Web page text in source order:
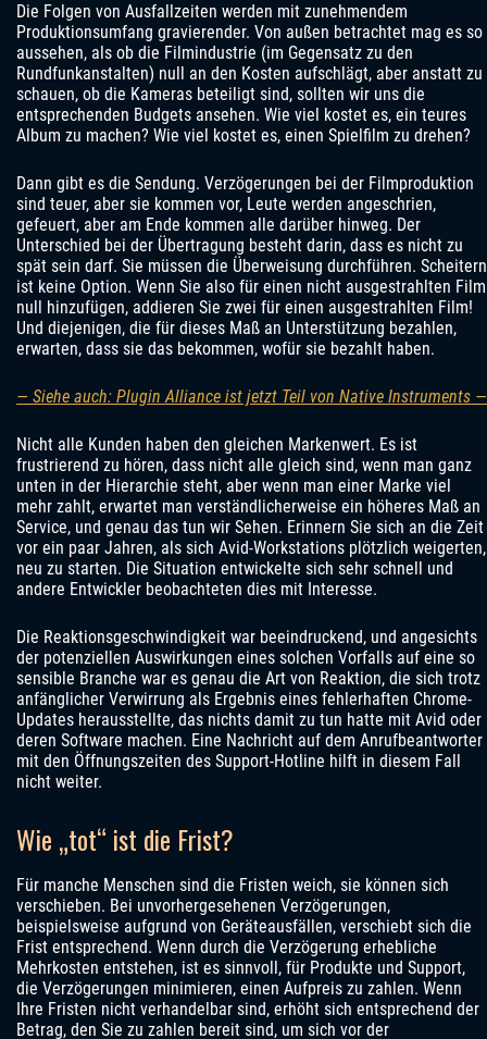
Die Folgen von Ausfallzeiten werden mit zunehmendem
Produktionsumfang gravierender. Von außen betrachtet mag es so
aussehen, als ob die Filmindustrie (im Gegensatz zu den
Rundfunkanstalten) null an den Kosten aufschlägt, aber anstatt zu
schauen, ob die Kameras beteiligt sind, sollten wir uns die
entsprechenden Budgets ansehen. Wie viel kostet es, ein teures
Album zu machen? Wie viel kostet es, einen Spielfilm zu drehen?
Dann gibt es die Sendung. Verzögerungen bei der Filmproduktion
sind teuer, aber sie kommen vor, Leute werden angeschrien,
gefeuert, aber am Ende kommen alle darüber hinweg. Der
Unterschied bei der Übertragung besteht darin, dass es nicht zu
spät sein darf. Sie müssen die Überweisung durchführen. Scheitern
ist keine Option. Wenn Sie also für einen nicht ausgestrahlten Film
null hinzufügen, addieren Sie zwei für einen ausgestrahlten Film!
Und diejenigen, die für dieses Maß an Unterstützung bezahlen,
erwarten, dass sie das bekommen, wofür sie bezahlt haben.
— Siehe auch: Plugin Alliance ist jetzt Teil von Native Instruments —
Nicht alle Kunden haben den gleichen Markenwert. Es ist
frustrierend zu hören, dass nicht alle gleich sind, wenn man ganz
unten in der Hierarchie steht, aber wenn man einer Marke viel
mehr zahlt, erwartet man verständlicherweise ein höheres Maß an
Service, und genau das tun wir Sehen. Erinnern Sie sich an die Zeit
vor ein paar Jahren, als sich Avid-Workstations plötzlich weigerten,
neu zu starten. Die Situation entwickelte sich sehr schnell und
andere Entwickler beobachteten dies mit Interesse.
Die Reaktionsgeschwindigkeit war beeindruckend, und angesichts
der potenziellen Auswirkungen eines solchen Vorfalls auf eine so
sensible Branche war es genau die Art von Reaktion, die sich trotz
anfänglicher Verwirrung als Ergebnis eines fehlerhaften Chrome-
Updates herausstellte, das nichts damit zu tun hatte mit Avid oder
deren Software machen. Eine Nachricht auf dem Anrufbeantworter
mit den Öffnungszeiten des Support-Hotline hilft in diesem Fall
nicht weiter.
Wie „tot“ ist die Frist?
Für manche Menschen sind die Fristen weich, sie können sich
verschieben. Bei unvorhergesehenen Verzögerungen,
beispielsweise aufgrund von Geräteausfällen, verschiebt sich die
Frist entsprechend. Wenn durch die Verzögerung erhebliche
Mehrkosten entstehen, ist es sinnvoll, für Produkte und Support,
die Verzögerungen minimieren, einen Aufpreis zu zahlen. Wenn
Ihre Fristen nicht verhandelbar sind, erhöht sich entsprechend der
Betrag, den Sie zu zahlen bereit sind, um sich vor der